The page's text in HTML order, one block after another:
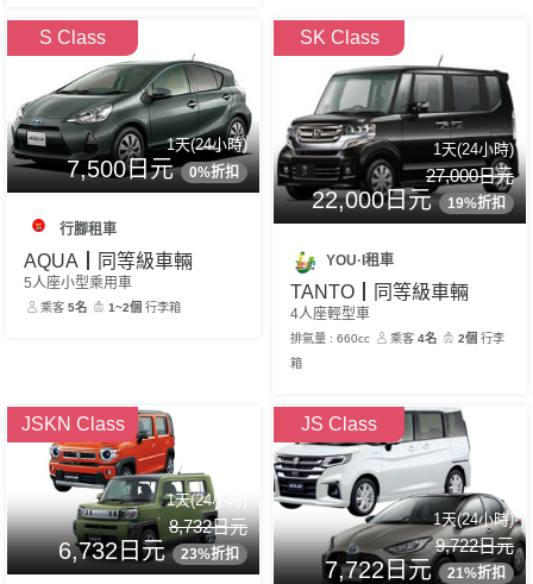
S Class
1天(24小時)
7,500日元 0%折扣
行腳租車
AQUA┃同等級車輛
5人座小型乘用車
乘客5名 1~2個 行李箱
SK Class
1天(24小時)
27,000日元
22,000日元 19%折扣
YOU·I租車
TANTO┃同等級車輛
4人座輕型車
排氣量 : 660cc 乘客4名 2個 行李
箱
JSKN Class
1天(24小時)
8,732日元
6,732日元 23%折扣
JS Class
1天(24小時)
9,722日元
7,722日元 21%折扣